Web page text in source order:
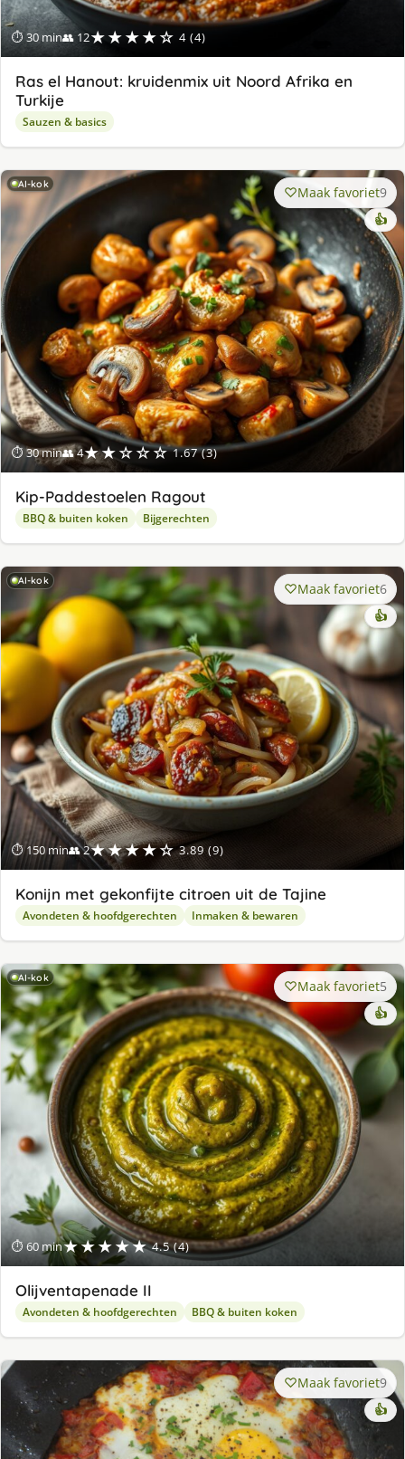
⏱ 30 min👥 12★★★★☆ 4 (4)
Ras el Hanout: kruidenmix uit Noord Afrika en
Turkije
Sauzen & basics
AI-kok
⏱ 30 min👥 4★★☆☆☆ 1.67 (3)
Maak favoriet9
👍
Kip-Paddestoelen Ragout
BBQ & buiten koken Bijgerechten
AI-kok
⏱ 150 min👥 2★★★★☆ 3.89 (9)
Maak favoriet6
👍
Konijn met gekonfijte citroen uit de Tajine
Avondeten & hoofdgerechten Inmaken & bewaren
AI-kok
⏱ 60 min★★★★★ 4.5 (4)
Maak favoriet5
👍
Olijventapenade II
Avondeten & hoofdgerechten BBQ & buiten koken
Maak favoriet9
👍